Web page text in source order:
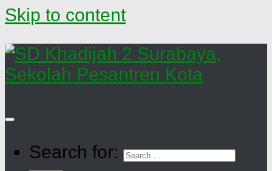
Skip to content
Search for: